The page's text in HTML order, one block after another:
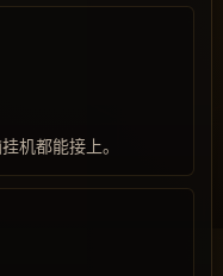
机都能接上。